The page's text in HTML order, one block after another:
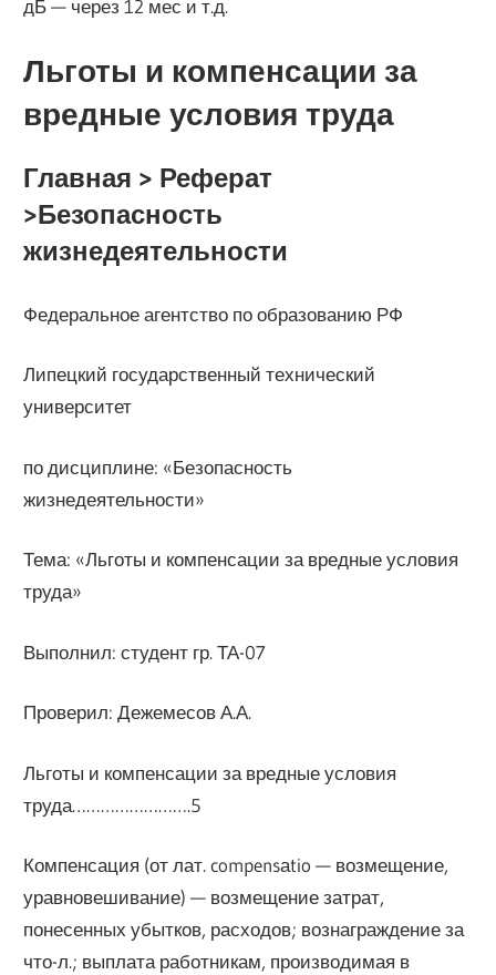
дБ — через 12 мес и т.д.
Льготы и компенсации за
вредные условия труда
Главная > Реферат
>Безопасность
жизнедеятельности
Федеральное агентство по образованию РФ
Липецкий государственный технический
университет
по дисциплине: «Безопасность
жизнедеятельности»
Тема: «Льготы и компенсации за вредные условия
труда»
Выполнил: студент гр. ТА-07
Проверил: Дежемесов А.А.
Льготы и компенсации за вредные условия
труда…………………….5
Компенсация (от лат. compensаtio — возмещение,
уравновешивание) — возмещение затрат,
понесенных убытков, расходов; вознаграждение за
что-л.; выплата работникам, производимая в